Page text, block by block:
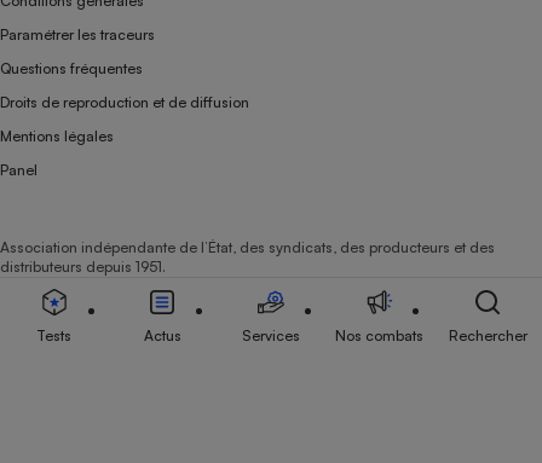
Paramétrer les traceurs
Questions fréquentes
Droits de reproduction et de diffusion
Mentions légales
Panel
Association indépendante de l’État, des syndicats, des producteurs et des
distributeurs depuis 1951.
Tests Actus Services Nos combats Rechercher